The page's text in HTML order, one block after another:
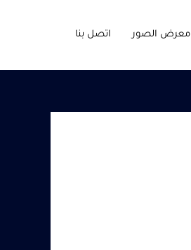
معرض الصور اتصل بنا